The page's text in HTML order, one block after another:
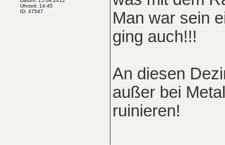
Uhrzeit: 14:45
ID: 47547
Man war sein
ging auch!!!
An diesen
außer bei
ruinieren!